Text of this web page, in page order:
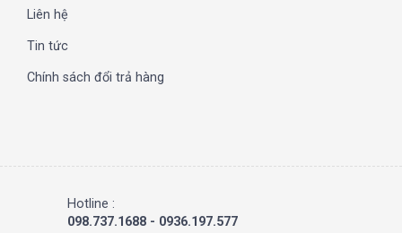
Liên hệ
Tin tức
Chính sách đổi trả hàng
Hotline :
098.737.1688 - 0936.197.577